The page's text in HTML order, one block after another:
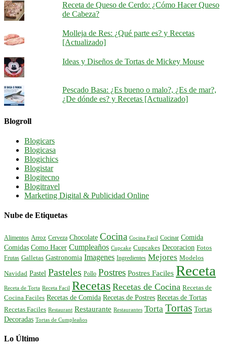
Receta de Queso de Cerdo: ¿Cómo Hacer Queso
de Cabeza?
Molleja de Res: ¿Qué parte es? y Recetas
[Actualizado]
Ideas y Diseños de Tortas de Mickey Mouse
Pescado Basa: ¿Es bueno o malo?, ¿Es de mar?,
¿De dónde es? y Recetas [Actualizado]
Blogroll
Blogicars
Blogicasa
Blogichics
Blogistar
Blogitecno
Blogitravel
Marketing Digital & Publicidad Online
Nube de Etiquetas
Alimentos Arroz Cerveza Chocolate Cocina Cocina Facil Cocinar Comida
Comidas Como Hacer Cumpleaños Cupcake Cupcakes Decoracion Fotos
Frutas Galletas Gastronomia Imagenes Ingredientes Mejores Modelos
Navidad Pastel Pasteles Pollo Postres Postres Faciles Receta
Receta de Torta Receta Facil Recetas Recetas de Cocina Recetas de
Cocina Faciles Recetas de Comida Recetas de Postres Recetas de Tortas
Recetas Faciles Restaurant Restaurante Restaurantes Torta Tortas Tortas
Decoradas Tortas de Cumpleaños
Lo Último